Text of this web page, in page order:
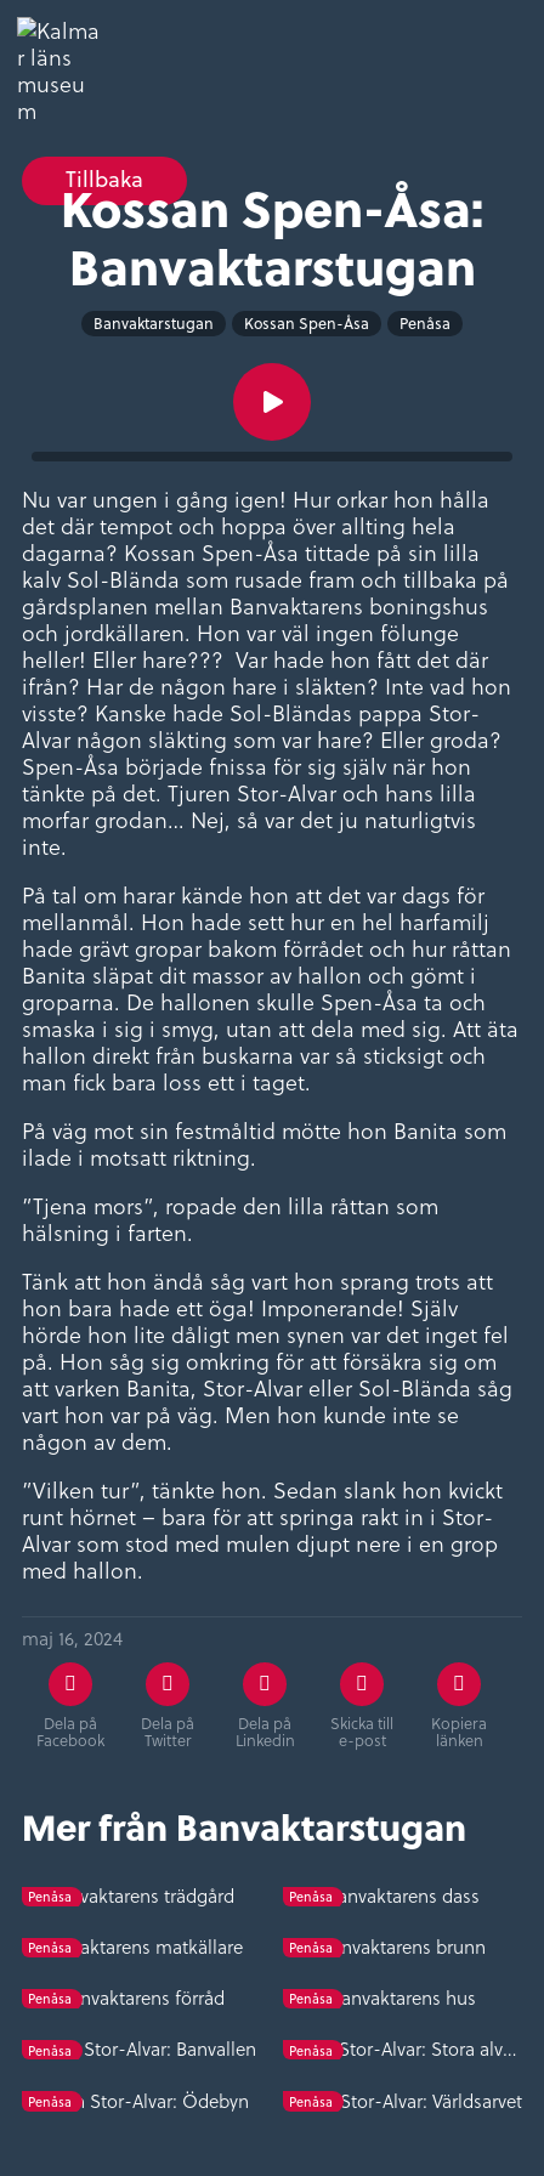
Tillbaka
Kossan Spen-Åsa:
Banvaktarstugan
Banvaktarstugan Kossan Spen-Åsa Penåsa
Nu var ungen i gång igen! Hur orkar hon hålla
det där tempot och hoppa över allting hela
dagarna? Kossan Spen-Åsa tittade på sin lilla
kalv Sol-Blända som rusade fram och tillbaka på
gårdsplanen mellan Banvaktarens boningshus
och jordkällaren. Hon var väl ingen fölunge
heller! Eller hare??? Var hade hon fått det där
ifrån? Har de någon hare i släkten? Inte vad hon
visste? Kanske hade Sol-Bländas pappa Stor-
Alvar någon släkting som var hare? Eller groda?
Spen-Åsa började fnissa för sig själv när hon
tänkte på det. Tjuren Stor-Alvar och hans lilla
morfar grodan… Nej, så var det ju naturligtvis
inte.
På tal om harar kände hon att det var dags för
mellanmål. Hon hade sett hur en hel harfamilj
hade grävt gropar bakom förrådet och hur råttan
Banita släpat dit massor av hallon och gömt i
groparna. De hallonen skulle Spen-Åsa ta och
smaska i sig i smyg, utan att dela med sig. Att äta
hallon direkt från buskarna var så sticksigt och
man fick bara loss ett i taget.
På väg mot sin festmåltid mötte hon Banita som
ilade i motsatt riktning.
”Tjena mors”, ropade den lilla råttan som
hälsning i farten.
Tänk att hon ändå såg vart hon sprang trots att
hon bara hade ett öga! Imponerande! Själv
hörde hon lite dåligt men synen var det inget fel
på. Hon såg sig omkring för att försäkra sig om
att varken Banita, Stor-Alvar eller Sol-Blända såg
vart hon var på väg. Men hon kunde inte se
någon av dem.
”Vilken tur”, tänkte hon. Sedan slank hon kvickt
runt hörnet – bara för att springa rakt in i Stor-
Alvar som stod med mulen djupt nere i en grop
med hallon.
maj 16, 2024
Dela på
Facebook
Dela på
Twitter
Dela på
Linkedin
Skicka till
e-post
Kopiera
länken
Mer från Banvaktarstugan
PenåsaBanvaktarens trädgård PenåsaBanvaktarens dass
Penåsa
Banvaktarens matkällare PenåsaBanvaktarens brunn
PenåsaBanvaktarens förråd PenåsaBanvaktarens hus
Penåsa
Tjuren Stor-Alvar: Banvallen Penåsa Tjuren Stor-Alvar: Stora alvaret
Penåsa
Tjuren Stor-Alvar: Ödebyn Penåsa
Tjuren Stor-Alvar: Världsarvet